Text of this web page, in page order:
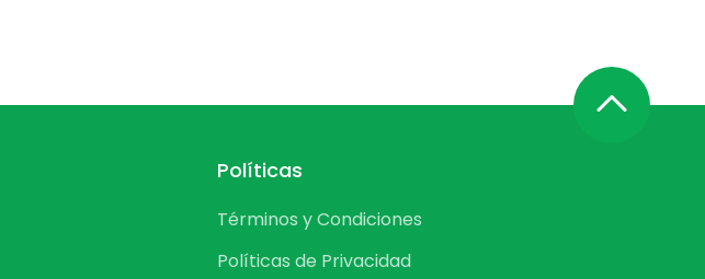
Políticas
Términos y Condiciones
Políticas de Privacidad